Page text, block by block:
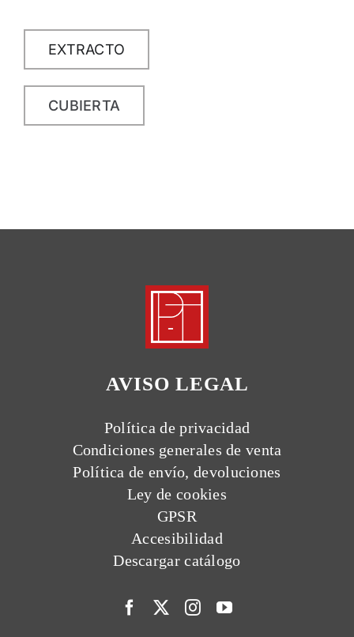
EXTRACTO
CUBIERTA
AVISO LEGAL
Política de privacidad
Condiciones generales de venta
Política de envío, devoluciones
Ley de cookies
GPSR
Accesibilidad
Descargar catálogo